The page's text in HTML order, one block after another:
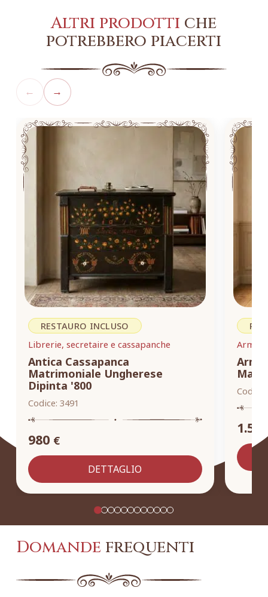
Altri prodotti che
potrebbero piacerti
← →
RESTAURO INCLUSO
Librerie, secretaire e cassapanche
Antica Cassapanca
Matrimoniale Ungherese
Dipinta '800
Codice: 3491
980 €
DETTAGLIO
Codice:
Domandefrequenti